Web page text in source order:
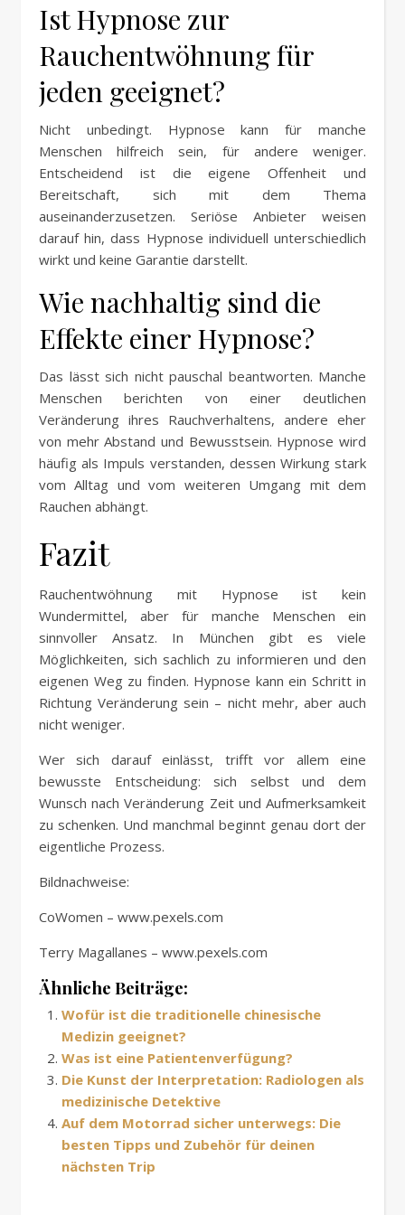
Ist Hypnose zur
Rauchentwöhnung für
jeden geeignet?
Nicht unbedingt. Hypnose kann für manche
Menschen hilfreich sein, für andere weniger.
Entscheidend ist die eigene Offenheit und
Bereitschaft, sich mit dem Thema
auseinanderzusetzen. Seriöse Anbieter weisen
darauf hin, dass Hypnose individuell unterschiedlich
wirkt und keine Garantie darstellt.
Wie nachhaltig sind die
Effekte einer Hypnose?
Das lässt sich nicht pauschal beantworten. Manche
Menschen berichten von einer deutlichen
Veränderung ihres Rauchverhaltens, andere eher
von mehr Abstand und Bewusstsein. Hypnose wird
häufig als Impuls verstanden, dessen Wirkung stark
vom Alltag und vom weiteren Umgang mit dem
Rauchen abhängt.
Fazit
Rauchentwöhnung mit Hypnose ist kein
Wundermittel, aber für manche Menschen ein
sinnvoller Ansatz. In München gibt es viele
Möglichkeiten, sich sachlich zu informieren und den
eigenen Weg zu finden. Hypnose kann ein Schritt in
Richtung Veränderung sein – nicht mehr, aber auch
nicht weniger.
Wer sich darauf einlässt, trifft vor allem eine
bewusste Entscheidung: sich selbst und dem
Wunsch nach Veränderung Zeit und Aufmerksamkeit
zu schenken. Und manchmal beginnt genau dort der
eigentliche Prozess.
Bildnachweise:
CoWomen – www.pexels.com
Terry Magallanes – www.pexels.com
Ähnliche Beiträge:
Wofür ist die traditionelle chinesische
Medizin geeignet?
Was ist eine Patientenverfügung?
Die Kunst der Interpretation: Radiologen als
medizinische Detektive
Auf dem Motorrad sicher unterwegs: Die
besten Tipps und Zubehör für deinen
nächsten Trip